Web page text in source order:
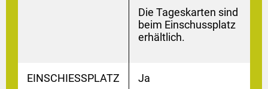
Die Tageskarten sind
beim Einschussplatz
erhältlich.
EINSCHIESSPLATZ Ja